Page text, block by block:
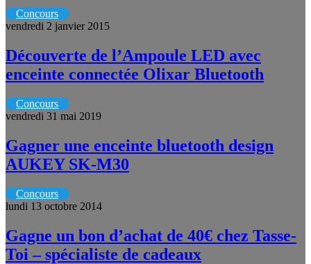
Concours
vendredi 2 janvier 2015
Découverte de l’Ampoule LED avec
enceinte connectée Olixar Bluetooth
Concours
vendredi 31 mai 2019
Gagner une enceinte bluetooth design
AUKEY SK-M30
Concours
lundi 13 octobre 2014
Gagne un bon d’achat de 40€ chez Tasse-
Toi – spécialiste de cadeaux